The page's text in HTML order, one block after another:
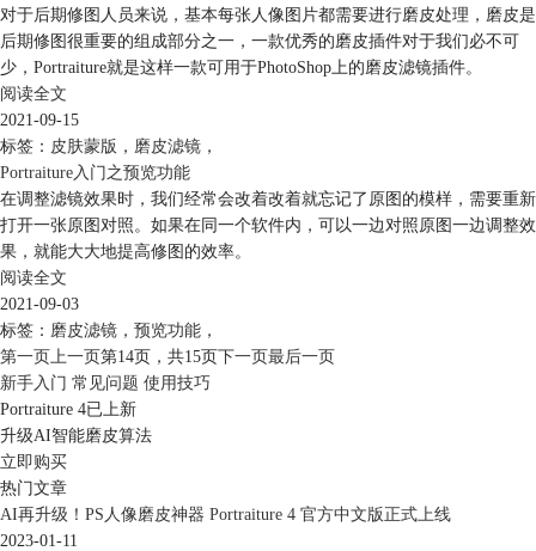
对于后期修图人员来说，基本每张人像图片都需要进行磨皮处理，磨皮是
后期修图很重要的组成部分之一，一款优秀的磨皮插件对于我们必不可
少，Portraiture就是这样一款可用于PhotoShop上的磨皮滤镜插件。
阅读全文
2021-09-15
标签： 皮肤蒙版 ， 磨皮滤镜 ，
Portraiture入门之预览功能
在调整滤镜效果时，我们经常会改着改着就忘记了原图的模样，需要重新
打开一张原图对照。如果在同一个软件内，可以一边对照原图一边调整效
果，就能大大地提高修图的效率。
阅读全文
2021-09-03
标签： 磨皮滤镜 ， 预览功能 ，
第一页上一页第14页， 共15页下一页最后一页
新手入门 常见问题 使用技巧
Portraiture 4已上新
升级AI智能磨皮算法
立即购买
热门文章
AI再升级！PS人像磨皮神器 Portraiture 4 官方中文版正式上线
2023-01-11